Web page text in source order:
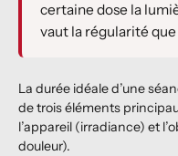
certaine dose la
vaut la régularité
La durée idéale d’une
de trois éléments
l’appareil (irradiance) et
douleur).